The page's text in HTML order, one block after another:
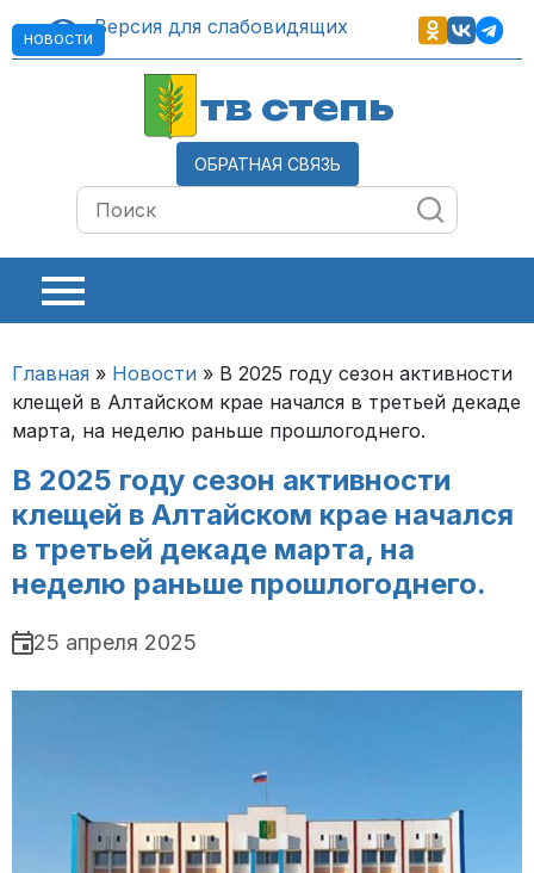
Версия для слабовидящих
тв степь
ОБРАТНАЯ СВЯЗЬ
Главная » Новости » В 2025 году сезон активности
клещей в Алтайском крае начался в третьей декаде
марта, на неделю раньше прошлогоднего.
В 2025 году сезон активности
клещей в Алтайском крае начался
в третьей декаде марта, на
неделю раньше прошлогоднего.
НОВОСТИ
25 апреля 2025